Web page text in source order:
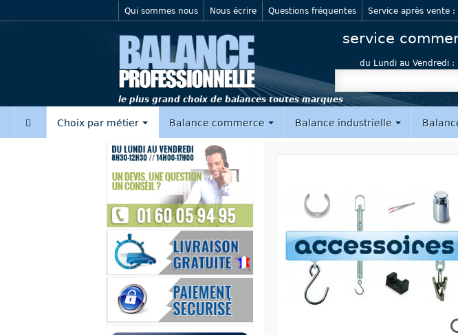
le plus grand choix de balances toutes marques
Qui sommes nous Nous écrire Questions fréquentes Service après vente
service
du Lundi au Vendredi :
Choix par métier Balance commerce Balance industrielle
Zoom